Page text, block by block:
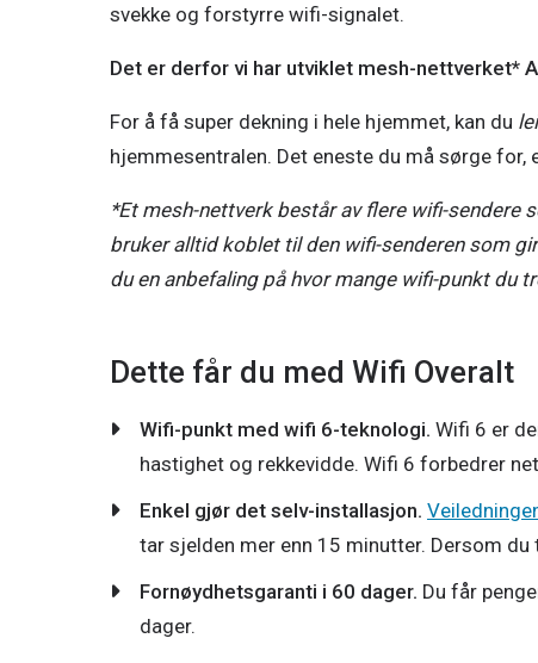
svekke og forstyrre wifi-signalet.
Det er derfor vi har utviklet mesh-nettverket*
For å få super dekning i hele hjemmet, kan du
hjemmesentralen. Det eneste du må sørge
*Et mesh-nettverk består av flere wifi-sendere
bruker alltid koblet til den wifi-senderen som
du en anbefaling på hvor mange wifi-punkt du
Dette får du med Wifi Overalt
Wifi-punkt med wifi 6-teknologi. Wifi 6 er
hastighet og rekkevidde. Wifi 6 forbedrer
Enkel gjør det selv-installasjon.
tar sjelden mer enn 15 minutter. Dersom
Fornøydhetsgaranti i 60 dager. Du får
dager.